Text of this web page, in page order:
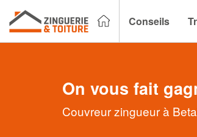
Conseils
On vous fait
Couvreur zingueur à